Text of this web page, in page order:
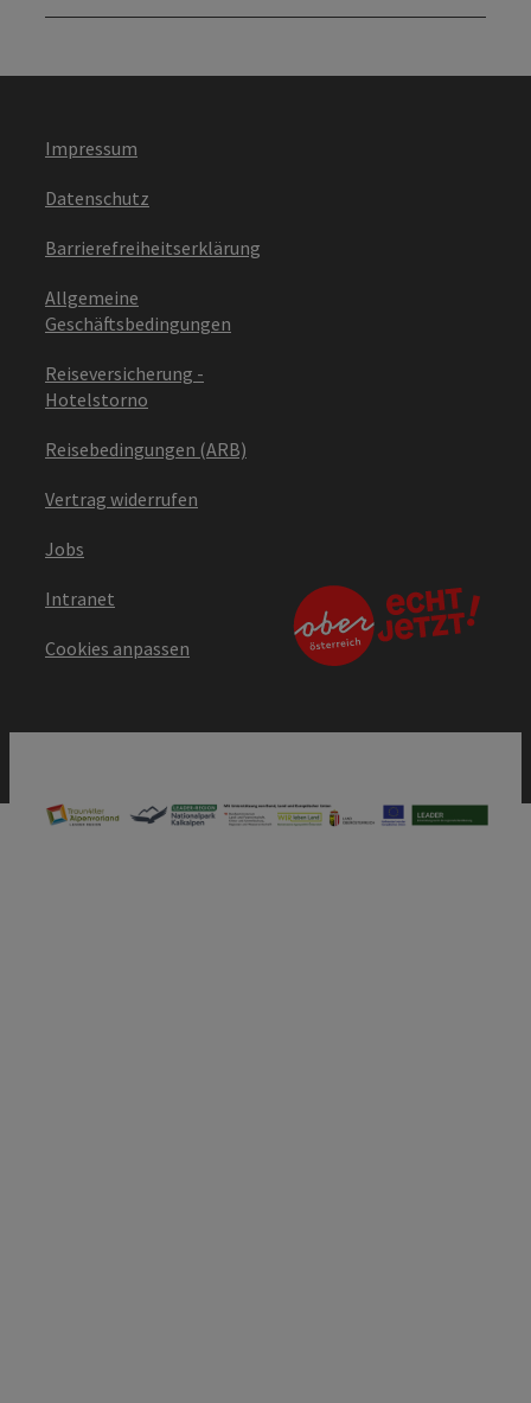
Impressum
Datenschutz
Barrierefreiheitserklärung
Allgemeine
Geschäftsbedingungen
Reiseversicherung -
Hotelstorno
Reisebedingungen (ARB)
Vertrag widerrufen
Jobs
Intranet
Cookies anpassen